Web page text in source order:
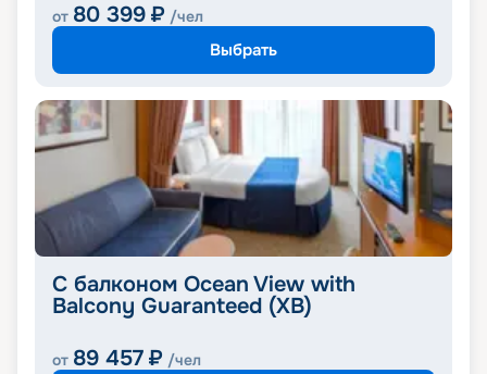
от 80 399 ₽ /чел
Выбрать
С балконом Ocean View with
Balcony Guaranteed (XB)
от 89 457 ₽ /чел